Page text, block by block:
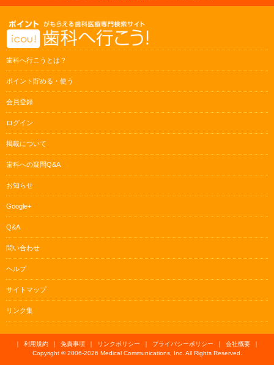
歯科へ行こうとは？
ポイント貯める・使う
会員登録
ログイン
掲載について
歯科への疑問Q&A
お知らせ
Google+
Q&A
問い合わせ
ヘルプ
サイトマップ
リンク集
｜ 利用規約 ｜ 免責事項 ｜ リンクポリシー ｜ プライバシーポリシー ｜ 会社概要
｜
Copyright © 2006-2026 Medical Communications, Inc. All Rights Reserved.